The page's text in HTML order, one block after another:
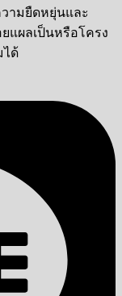
วามยืดหยุ่นและ
แผลเป็นหรือโครง
ได้